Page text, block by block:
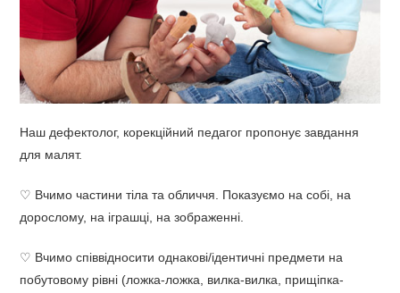
Наш дефектолог, корекційний педагог пропонує завдання
для малят.
♡ Вчимо частини тіла та обличчя. Показуємо на собі, на
дорослому, на іграшці, на зображенні.
♡ Вчимо співвідносити однакові/ідентичні предмети на
побутовому рівні (ложка-ложка, вилка-вилка, прищіпка-